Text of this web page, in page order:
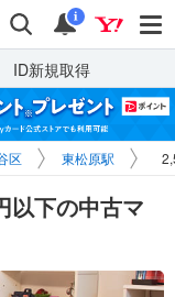
検索 通知
i
ID新規取得
区 東松原駅
以下の中古マ